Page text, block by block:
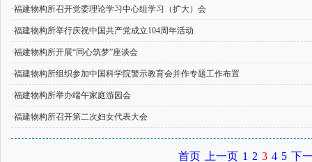
·福建物构所召开党委理论学习中心组学习（扩大）会
·福建物构所举行庆祝中国共产党成立104周年活动
·福建物构所开展“同心筑梦”座谈会
·福建物构所组织参加中国科学院警示教育会并作专题工作布置
·福建物构所举办端午家庭游园会
·福建物构所召开第二次妇女代表大会
首页 上一页 1 2 3 4 5 下